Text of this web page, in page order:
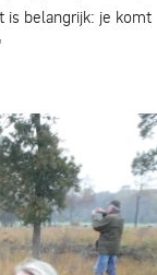
is belangrijk: je komt